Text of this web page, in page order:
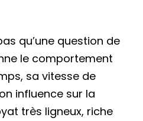
qu’une question de
le comportement
sa vitesse de
influence sur la
très ligneux, riche